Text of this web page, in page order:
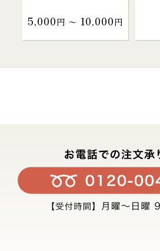
5,000円 〜 10,000円